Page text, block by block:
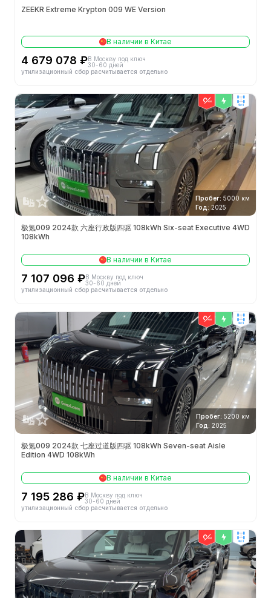
ZEEKR Extreme Krypton 009 WE Version
В наличии в Китае
4 679 078 ₽В Москву под ключ
30-60 дней
утилизационный сбор расчитывается отдельно
4wd
Пробег: 5000 км
Год: 2025
极氪009 2024款 六座行政版四驱 108kWh Six-seat Executive 4WD
108kWh
В наличии в Китае
7 107 096 ₽В Москву под ключ
30-60 дней
утилизационный сбор расчитывается отдельно
4wd
Пробег: 5200 км
Год: 2025
极氪009 2024款 七座过道版四驱 108kWh Seven-seat Aisle
Edition 4WD 108kWh
В наличии в Китае
7 195 286 ₽В Москву под ключ
30-60 дней
утилизационный сбор расчитывается отдельно
4wd